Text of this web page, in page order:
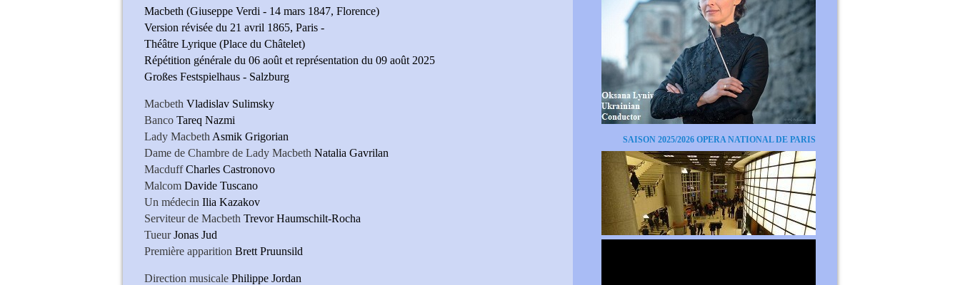
Macbeth (Giuseppe Verdi - 14 mars 1847, Florence)
Version révisée du 21 avril 1865, Paris -
Théâtre Lyrique (Place du Châtelet)
Répétition générale du 06 août et représentation du 09 août 2025
Großes Festspielhaus - Salzburg
Macbeth Vladislav Sulimsky
Banco Tareq Nazmi
Lady Macbeth Asmik Grigorian
Dame de Chambre de Lady Macbeth Natalia Gavrilan
MacduffCharles Castronovo
Malcom Davide Tuscano
Un médecin Ilia Kazakov
Serviteur de Macbeth Trevor Haumschilt-Rocha
TueurJonas Jud
Première apparition Brett Pruunsild
Direction musicale Philippe Jordan
SAISON 2025/2026 OPERA NATIONAL DE PARIS